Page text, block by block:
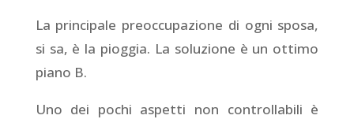
La principale preoccupazione di ogni sposa,
si sa, è la pioggia. La soluzione è un ottimo
piano B.
Uno dei pochi aspetti non controllabili è